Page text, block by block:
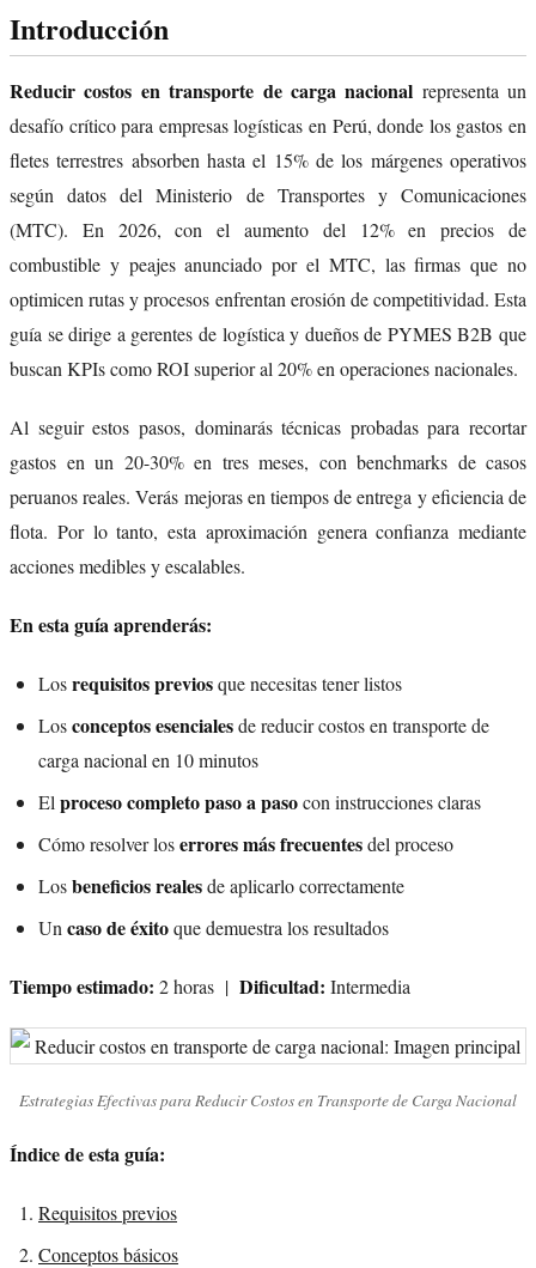
Introducción
Reducir costos en transporte de carga nacional representa un
desafío crítico para empresas logísticas en Perú, donde los gastos en
fletes terrestres absorben hasta el 15% de los márgenes operativos
según datos del Ministerio de Transportes y Comunicaciones
(MTC). En 2026, con el aumento del 12% en precios de
combustible y peajes anunciado por el MTC, las firmas que no
optimicen rutas y procesos enfrentan erosión de competitividad. Esta
guía se dirige a gerentes de logística y dueños de PYMES B2B que
buscan KPIs como ROI superior al 20% en operaciones nacionales.
Al seguir estos pasos, dominarás técnicas probadas para recortar
gastos en un 20-30% en tres meses, con benchmarks de casos
peruanos reales. Verás mejoras en tiempos de entrega y eficiencia de
flota. Por lo tanto, esta aproximación genera confianza mediante
acciones medibles y escalables.
En esta guía aprenderás:
Losrequisitos previosque necesitas tener listos
Losconceptos esencialesde reducir costos en transporte de
carga nacional en 10 minutos
El proceso completo paso a pasocon instrucciones claras
Cómo resolver loserrores más frecuentesdel proceso
Losbeneficios realesde aplicarlo correctamente
Un caso de éxitoque demuestra los resultados
Tiempo estimado: 2 horas | Dificultad: Intermedia
Estrategias Efectivas para Reducir Costos en Transporte de Carga Nacional
Índice de esta guía:
Requisitos previos
Conceptos básicos